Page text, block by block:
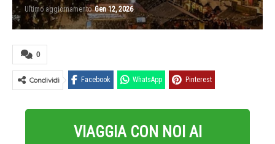
Ultimo aggiornamentoGen 12, 2026
0
Condividi Facebook WhatsApp Pinterest
VIAGGIA CON NOI AI